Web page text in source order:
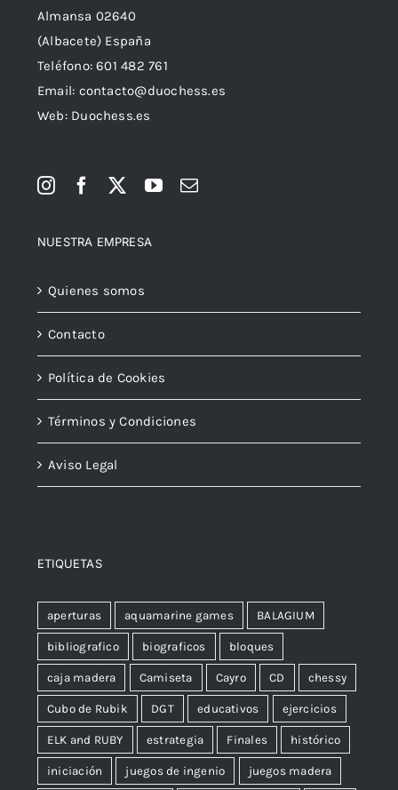
Almansa 02640
(Albacete) España
Teléfono:601 482 761
Email: contacto@duochess.es
Web: Duochess.es
NUESTRA EMPRESA
Quienes somos
Contacto
Política de Cookies
Términos y Condiciones
Aviso Legal
ETIQUETAS
aperturas aquamarine games BALAGIUM
bibliografico biograficos bloques
caja madera Camiseta Cayro CD chessy
Cubo de Rubik DGT educativos ejercicios
ELK and RUBY estrategia Finales histórico
iniciación juegos de ingenio juegos madera